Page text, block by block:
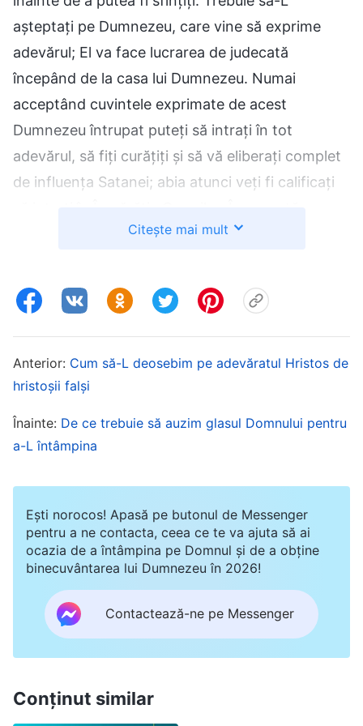
așteptați pe Dumnezeu, care vine să exprime
adevărul; El va face lucrarea de judecată
începând de la casa lui Dumnezeu. Numai
acceptând cuvintele exprimate de acest
Dumnezeu întrupat puteți să intrați în tot
adevărul, să fiți curățiți și să vă eliberați complet
de influența Satanei; abia atunci veți fi calificați
profeție, Domnul Isus a spus doar: „
adevărul.” Ce mesaj transmite aceasta? Că,
atunci când Se va întoarce, Domnul va exprima
adevărul pentru a face lucrarea de judecată,
adică lucrarea de judecată începând de la casa lui
Dumnezeu. Numai experimentând judecata
înaintea scaunului de domnie al luiHristos puteți
să cunoașteți realmente adevărul corupției
abia atunci puteți să dobândiți adevărata
supunere față de Dumnezeu și să respectați voia
Sa. Aceasta împlinește cuvintele Domnului Isus:
Sfințește-i prin adevăr! Cuvântul Tău este
adevărul
. Ceea ce înseamnă acest
lucru este că, în Epoca Harului, oamenilor doar li
Dumnezeu încă trebuia să facă o altă etapă a
Citește mai mult
Anterior: Cum să-L deosebim pe adevăratul Hristos de
hristoșii falși
Înainte: De ce trebuie să auzim glasul Domnului pentru
a-L întâmpina
Ești norocos! Apasă pe butonul de Messenger
pentru a ne contacta, ceea ce te va ajuta să ai
ocazia de a întâmpina pe Domnul și de a obține
binecuvântarea lui Dumnezeu în 2026!
Contactează-ne pe Messenger
Conținut similar